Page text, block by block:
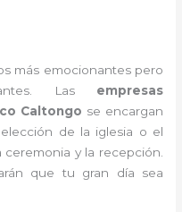
más emocionantes pero
Las empresas
Caltongo se encargan
de la iglesia o el
y la recepción.
que tu gran día sea